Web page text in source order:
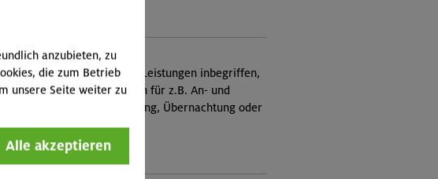
Tourleitung
(Falls nicht in den Leistungen inbegriffen,
fallen Zusatzkosten für z.B. An- und
Abreise, Verpflegung, Übernachtung oder
Skipass an.)
Buchungscode:
anzubieten, zu
die zum Betrieb
unsere Seite weiter zu
Alle akzeptieren